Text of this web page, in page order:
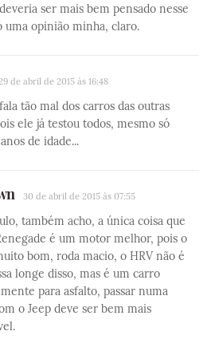
ser mais bem pensado nesse
uma opinião minha, claro.
de abril de 2015 às 16:48
tão mal dos carros das outras
ele já testou todos, mesmo só
de idade...
30 de abril de 2015 às 07:55
também acho, a única coisa que
é um motor melhor, pois o
bom, roda macio, o HRV não é
longe disso, mas é um carro
para asfalto, passar numa
o Jeep deve ser bem mais